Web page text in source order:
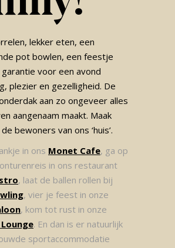
lekker eten, een
pot bowlen, een feestje
garantie voor een avond
plezier en gezelligheid. De
aan zo ongeveer alles
aangenaam maakt. Maak
bewoners van ons ‘huis’.
in ons Monet Cafe, ga op
in ons restaurant
, laat de ballen rollen bij
, vier je feest in onze
, kom tot rust in onze
. En dan is er natuurlijk
sportaccommodatie